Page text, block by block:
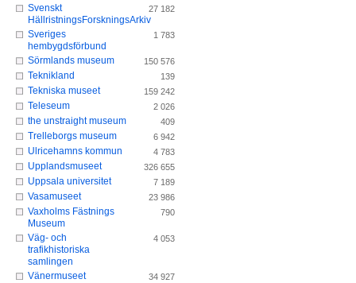
Svenskt
HällristningsForskningsArkiv
27 182
Sveriges
hembygdsförbund
1 783
Sörmlands museum 150 576
Teknikland 139
Tekniska museet 159 242
Teleseum 2 026
the unstraight museum 409
Trelleborgs museum 6 942
Ulricehamns kommun 4 783
Upplandsmuseet 326 655
Uppsala universitet 7 189
Vasamuseet 23 986
Vaxholms Fästnings
Museum
790
Väg- och
trafikhistoriska
samlingen
4 053
Vänermuseet 34 927